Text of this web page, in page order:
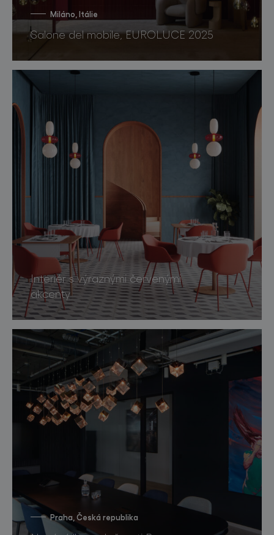
Miláno, Itálie
Salone del mobile, EUROLUCE 2025
Interiér s výraznými červenými
akcenty
Praha, Česká republika